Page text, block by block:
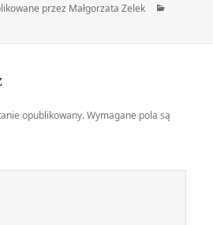
przez Małgorzata Zelek
opublikowany. Wymagane pola są